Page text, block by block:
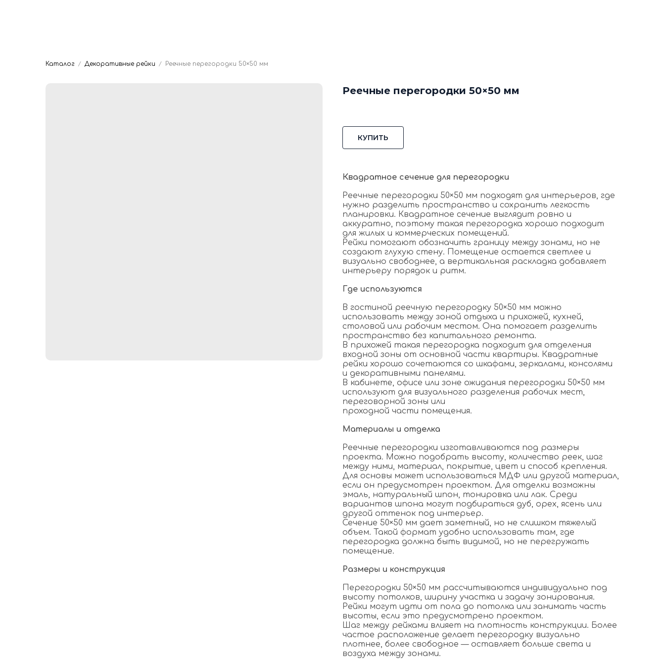
Каталог Декоративные рейки Реечные перегородки 50×50 мм
Реечные перегородки 50×50 мм
КУПИТЬ
Квадратное сечение для перегородки
Реечные перегородки 50×50 мм подходят для интерьеров, где
нужно разделить пространство и сохранить легкость
планировки. Квадратное сечение выглядит ровно и
аккуратно, поэтому такая перегородка хорошо подходит
для жилых и коммерческих помещений.
Рейки помогают обозначить границу между зонами, но не
создают глухую стену. Помещение остается светлее и
визуально свободнее, а вертикальная раскладка добавляет
интерьеру порядок и ритм.
Где используются
В гостиной реечную перегородку 50×50 мм можно
использовать между зоной отдыха и прихожей, кухней,
столовой или рабочим местом. Она помогает разделить
пространство без капитального ремонта.
В прихожей такая перегородка подходит для отделения
входной зоны от основной части квартиры. Квадратные
рейки хорошо сочетаются со шкафами, зеркалами, консолями
и декоративными панелями.
В кабинете, офисе или зоне ожидания перегородки 50×50 мм
используют для визуального разделения рабочих мест,
переговорной зоны или
проходной части помещения.
Материалы и отделка
Реечные перегородки изготавливаются под размеры
проекта. Можно подобрать высоту, количество реек, шаг
между ними, материал, покрытие, цвет и способ крепления.
Для основы может использоваться МДФ или другой материал,
если он предусмотрен проектом. Для отделки возможны
эмаль, натуральный шпон, тонировка или лак. Среди
вариантов шпона могут подбираться дуб, орех, ясень или
другой оттенок под интерьер.
Сечение 50×50 мм дает заметный, но не слишком тяжелый
объем. Такой формат удобно использовать там, где
перегородка должна быть видимой, но не перегружать
помещение.
Размеры и конструкция
Перегородки 50×50 мм рассчитываются индивидуально под
высоту потолков, ширину участка и задачу зонирования.
Рейки могут идти от пола до потолка или занимать часть
высоты, если это предусмотрено проектом.
Шаг между рейками влияет на плотность конструкции. Более
частое расположение делает перегородку визуально
плотнее, более свободное — оставляет больше света и
воздуха между зонами.